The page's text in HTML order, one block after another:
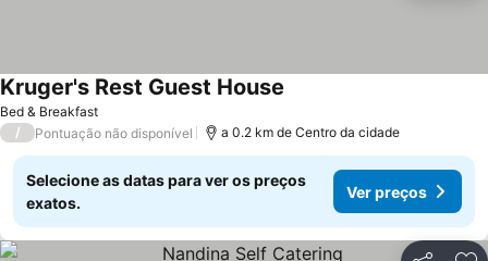
Bed & Breakfast
Kruger's Rest Guest House
/ Pontuação não disponível a 0.2 km de Centro da cidade
Selecione as datas para ver os preços
exatos.
Ver preços